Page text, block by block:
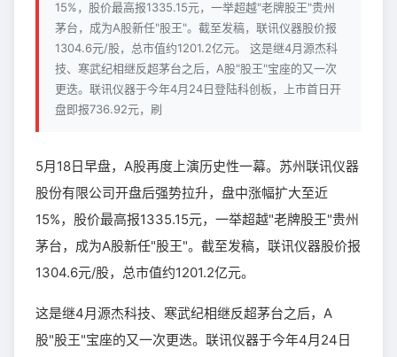
15%，股价最高报1335.15元，一举超越"老牌股王"贵州
茅台，成为A股新任"股王"。截至发稿，联讯仪器股价报
1304.6元/股，总市值约1201.2亿元。 这是继4月源杰科
技、寒武纪相继反超茅台之后，A股"股王"宝座的又一次
更迭。联讯仪器于今年4月24日登陆科创板，上市首日开
盘即报736.92元，刷
5月18日早盘，A股再度上演历史性一幕。苏州联讯仪器
股份有限公司开盘后强势拉升，盘中涨幅扩大至近
15%，股价最高报1335.15元，一举超越"老牌股王"贵州
茅台，成为A股新任"股王"。截至发稿，联讯仪器股价报
1304.6元/股，总市值约1201.2亿元。
这是继4月源杰科技、寒武纪相继反超茅台之后，A
股"股王"宝座的又一次更迭。联讯仪器于今年4月24日